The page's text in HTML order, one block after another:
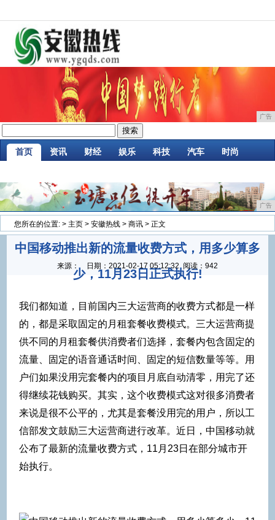
广告
首页 资讯 财经 娱乐 科技 汽车 时尚
广告
您所在的位置: > 主页 > 安徽热线 > 商讯 > 正文
中国移动推出新的流量收费方式，用多少算多
少，11月23日正式执行!
来源： 日期： 2021-02-17 05:12:32 阅读：942
我们都知道，目前国内三大运营商的收费方式都是一样
的，都是采取固定的月租套餐收费模式。三大运营商提
供不同的月租套餐供消费者们选择，套餐内包含固定的
流量、固定的语音通话时间、固定的短信数量等等。用
户们如果没用完套餐内的项目月底自动清零，用完了还
得继续花钱购买。其实，这个收费模式这对很多消费者
来说是很不公平的，尤其是套餐没用完的用户，所以工
信部发文鼓励三大运营商进行改革。近日，中国移动就
公布了最新的流量收费方式，11月23日在部分城市开
始执行。